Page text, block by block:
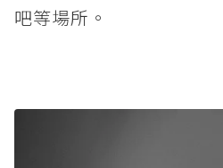
吧等場所。